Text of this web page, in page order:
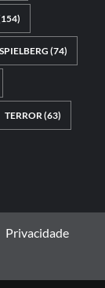
(74)
TERROR (63)
Privacidade